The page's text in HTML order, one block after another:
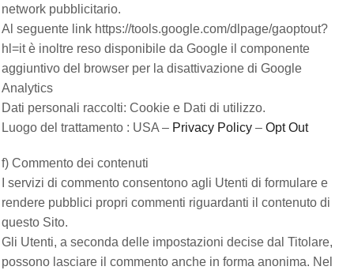
network pubblicitario.
Al seguente link https://tools.google.com/dlpage/gaoptout?
hl=it è inoltre reso disponibile da Google il componente
aggiuntivo del browser per la disattivazione di Google
Analytics
Dati personali raccolti: Cookie e Dati di utilizzo.
Luogo del trattamento : USA – Privacy Policy –Opt Out
f) Commento dei contenuti
I servizi di commento consentono agli Utenti di formulare e
rendere pubblici propri commenti riguardanti il contenuto di
questo Sito.
Gli Utenti, a seconda delle impostazioni decise dal Titolare,
possono lasciare il commento anche in forma anonima. Nel